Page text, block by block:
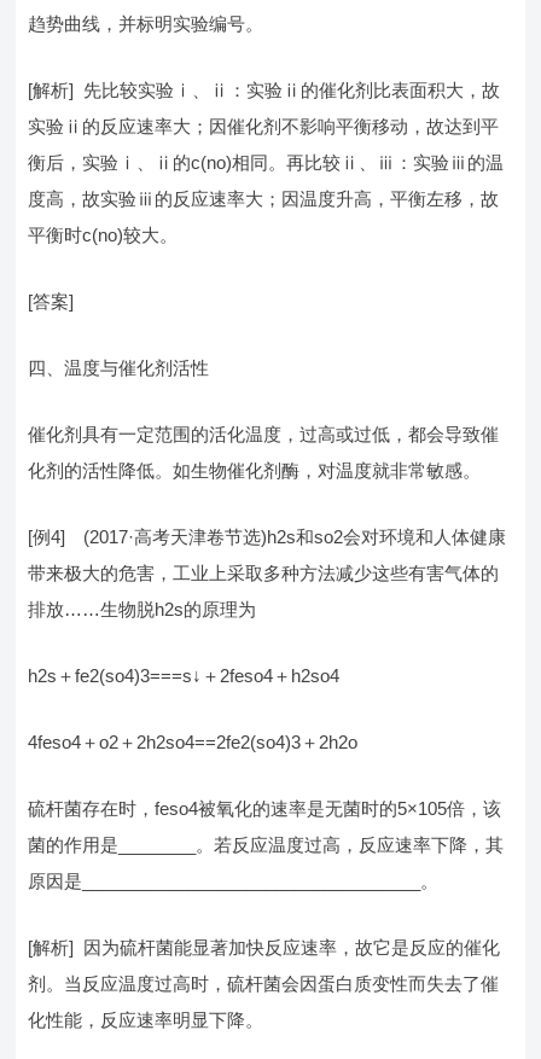
趋势曲线，并标明实验编号。
[解析] 先比较实验ⅰ、ⅱ：实验ⅱ的催化剂比表面积大，故
实验ⅱ的反应速率大；因催化剂不影响平衡移动，故达到平
衡后，实验ⅰ、ⅱ的c(no)相同。再比较ⅱ、ⅲ：实验ⅲ的温
度高，故实验ⅲ的反应速率大；因温度升高，平衡左移，故
平衡时c(no)较大。
[答案]
四、温度与催化剂活性
催化剂具有一定范围的活化温度，过高或过低，都会导致催
化剂的活性降低。如生物催化剂酶，对温度就非常敏感。
[例4] (2017·高考天津卷节选)h2s和so2会对环境和人体健康
带来极大的危害，工业上采取多种方法减少这些有害气体的
排放……生物脱h2s的原理为
h2s＋fe2(so4)3===s↓＋2feso4＋h2so4
4feso4＋o2＋2h2so4==2fe2(so4)3＋2h2o
硫杆菌存在时，feso4被氧化的速率是无菌时的5×105倍，该
菌的作用是________。若反应温度过高，反应速率下降，其
原因是___________________________________。
[解析] 因为硫杆菌能显著加快反应速率，故它是反应的催化
剂。当反应温度过高时，硫杆菌会因蛋白质变性而失去了催
化性能，反应速率明显下降。